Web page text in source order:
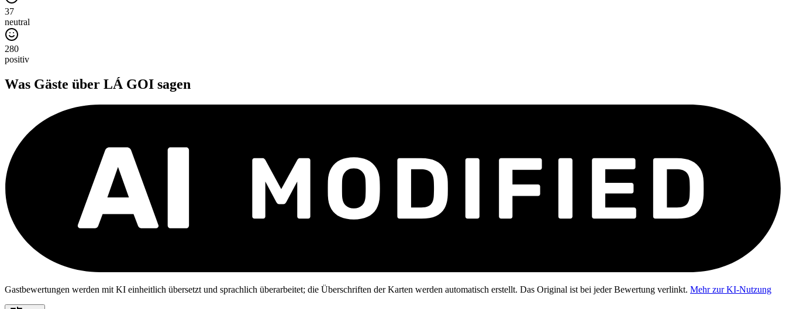
37
neutral
280
positiv
Was Gäste über LÁ GOI sagen
Gastbewertungen werden mit KI einheitlich übersetzt und sprachlich überarbeitet; die Überschriften der Karten werden automatisch erstellt. Das Original ist bei jeder Bewertung verlinkt. Mehr zur KI-Nutzung